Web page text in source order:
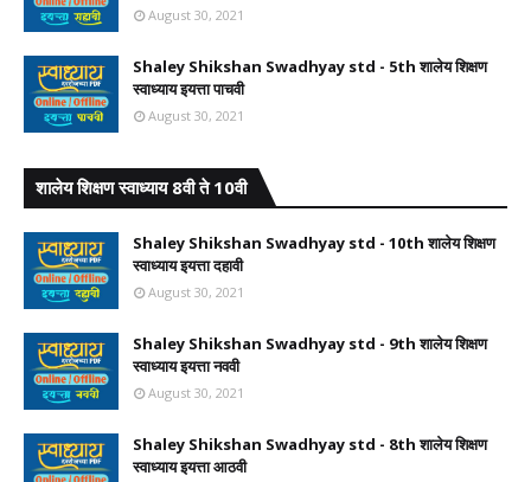
August 30, 2021
Shaley Shikshan Swadhyay std - 5th शालेय शिक्षण
स्वाध्याय इयत्ता पाचवी
August 30, 2021
शालेय शिक्षण स्वाध्याय 8वी ते 10वी
Shaley Shikshan Swadhyay std - 10th शालेय शिक्षण
स्वाध्याय इयत्ता दहावी
August 30, 2021
Shaley Shikshan Swadhyay std - 9th शालेय शिक्षण
स्वाध्याय इयत्ता नववी
August 30, 2021
Shaley Shikshan Swadhyay std - 8th शालेय शिक्षण
स्वाध्याय इयत्ता आठवी